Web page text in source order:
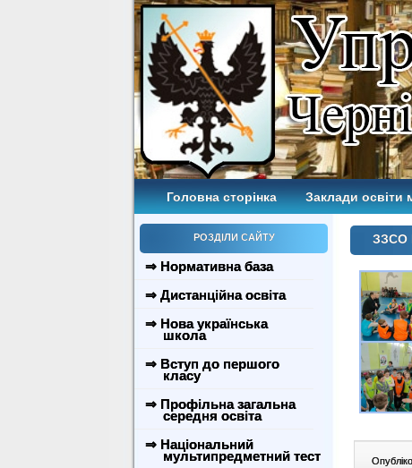
Головна сторінка Заклади освіти
РОЗДІЛИ САЙТУ
⇒ Нормативна база
⇒ Дистанційна освіта
⇒ Нова українська
школа
⇒ Вступ до першого
класу
⇒ Профільна загальна
середня освіта
⇒ Національний
мультипредметний тест
ЗЗСО